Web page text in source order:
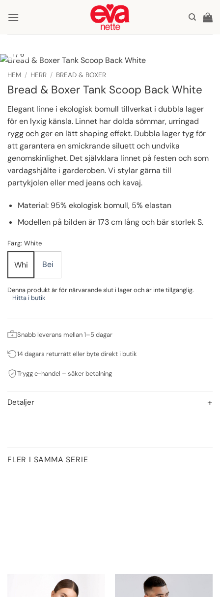
1 / 6
HEM / HERR / BREAD & BOXER
Bread & Boxer Tank Scoop Back White
Elegant linne i ekologisk bomull tillverkat i dubbla lager
för en lyxig känsla. Linnet har dolda sömmar, urringad
rygg och ger en lätt shaping effekt. Dubbla lager tyg för
att garantera en smickrande siluett och undvika
genomskinlighet. Det självklara linnet på festen och som
vardagshjälte i garderoben. Vi stylar gärna till
partykjolen eller med jeans och kavaj.
Material: 95% ekologisk bomull, 5% elastan
Modellen på bilden är 173 cm lång och bär storlek S.
Färg: White
Whi Bei
Denna produkt är för närvarande slut i lager och är inte tillgänglig.
Hitta i butik
Snabb leverans mellan 1–5 dagar
14 dagars returrätt eller byte direkt i butik
Trygg e-handel – säker betalning
Detaljer
FLER I SAMMA SERIE